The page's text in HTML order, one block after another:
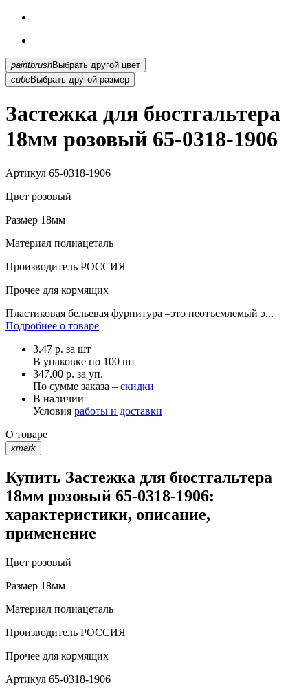
paintbrush
Выбрать другой цвет
cubeВыбрать другой размер
Застежка для бюстгальтера
18мм розовый 65-0318-1906
Артикул 65-0318-1906
Цвет розовый
Размер 18мм
Материал полиацеталь
Производитель РОССИЯ
Прочее для кормящих
Пластиковая бельевая фурнитура –это неотъемлемый э...
Подробнее о товаре
3.47 р. за шт
В упаковке по 100 шт
347.00 р. за уп.
По сумме заказа – скидки
В наличии
Условия работы и доставки
О товаре
xmark
Купить Застежка для бюстгальтера
18мм розовый 65-0318-1906:
характеристики, описание,
применение
Цвет розовый
Размер 18мм
Материал полиацеталь
Производитель РОССИЯ
Прочее для кормящих
Артикул 65-0318-1906